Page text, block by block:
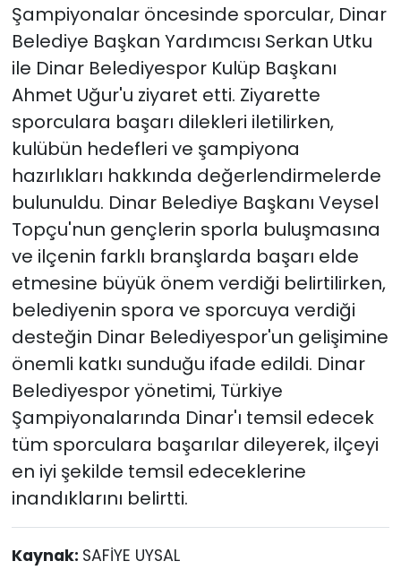
Şampiyonalar öncesinde sporcular, Dinar
Belediye Başkan Yardımcısı Serkan Utku
ile Dinar Belediyespor Kulüp Başkanı
Ahmet Uğur'u ziyaret etti. Ziyarette
sporculara başarı dilekleri iletilirken,
kulübün hedefleri ve şampiyona
hazırlıkları hakkında değerlendirmelerde
bulunuldu. Dinar Belediye Başkanı Veysel
Topçu'nun gençlerin sporla buluşmasına
ve ilçenin farklı branşlarda başarı elde
etmesine büyük önem verdiği belirtilirken,
belediyenin spora ve sporcuya verdiği
desteğin Dinar Belediyespor'un gelişimine
önemli katkı sunduğu ifade edildi. Dinar
Belediyespor yönetimi, Türkiye
Şampiyonalarında Dinar'ı temsil edecek
tüm sporculara başarılar dileyerek, ilçeyi
en iyi şekilde temsil edeceklerine
inandıklarını belirtti.
Kaynak: SAFİYE UYSAL